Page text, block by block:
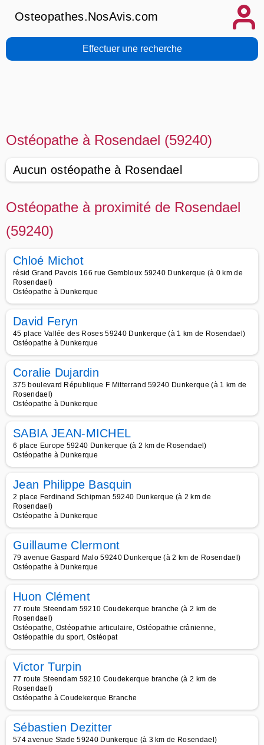
Osteopathes.NosAvis.com
Effectuer une recherche
Ostéopathe à Rosendael (59240)
Aucun ostéopathe à Rosendael
Ostéopathe à proximité de Rosendael
(59240)
Chloé Michot
résid Grand Pavois 166 rue Gembloux 59240 Dunkerque (à 0 km de
Rosendael)
Ostéopathe à Dunkerque
David Feryn
45 place Vallée des Roses 59240 Dunkerque (à 1 km de Rosendael)
Ostéopathe à Dunkerque
Coralie Dujardin
375 boulevard République F Mitterrand 59240 Dunkerque (à 1 km de
Rosendael)
Ostéopathe à Dunkerque
SABIA JEAN-MICHEL
6 place Europe 59240 Dunkerque (à 2 km de Rosendael)
Ostéopathe à Dunkerque
Jean Philippe Basquin
2 place Ferdinand Schipman 59240 Dunkerque (à 2 km de
Rosendael)
Ostéopathe à Dunkerque
Guillaume Clermont
79 avenue Gaspard Malo 59240 Dunkerque (à 2 km de Rosendael)
Ostéopathe à Dunkerque
Huon Clément
77 route Steendam 59210 Coudekerque branche (à 2 km de
Rosendael)
Ostéopathe, Ostéopathie articulaire, Ostéopathie crânienne,
Ostéopathie du sport, Ostéopat
Victor Turpin
77 route Steendam 59210 Coudekerque branche (à 2 km de
Rosendael)
Ostéopathe à Coudekerque Branche
Sébastien Dezitter
574 avenue Stade 59240 Dunkerque (à 3 km de Rosendael)